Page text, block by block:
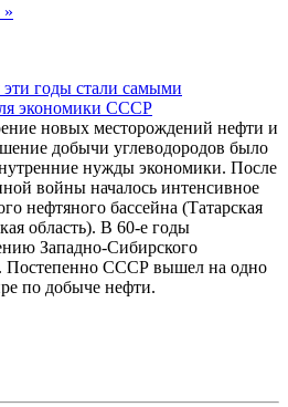
»
годы стали самыми
экономики СССР
новых месторождений нефти и
добычи углеводородов было
нужды экономики. После
войны началось интенсивное
нефтяного бассейна (Татарская
область). В 60-е годы
Западно-Сибирского
Постепенно СССР вышел на одно
по добыче нефти.